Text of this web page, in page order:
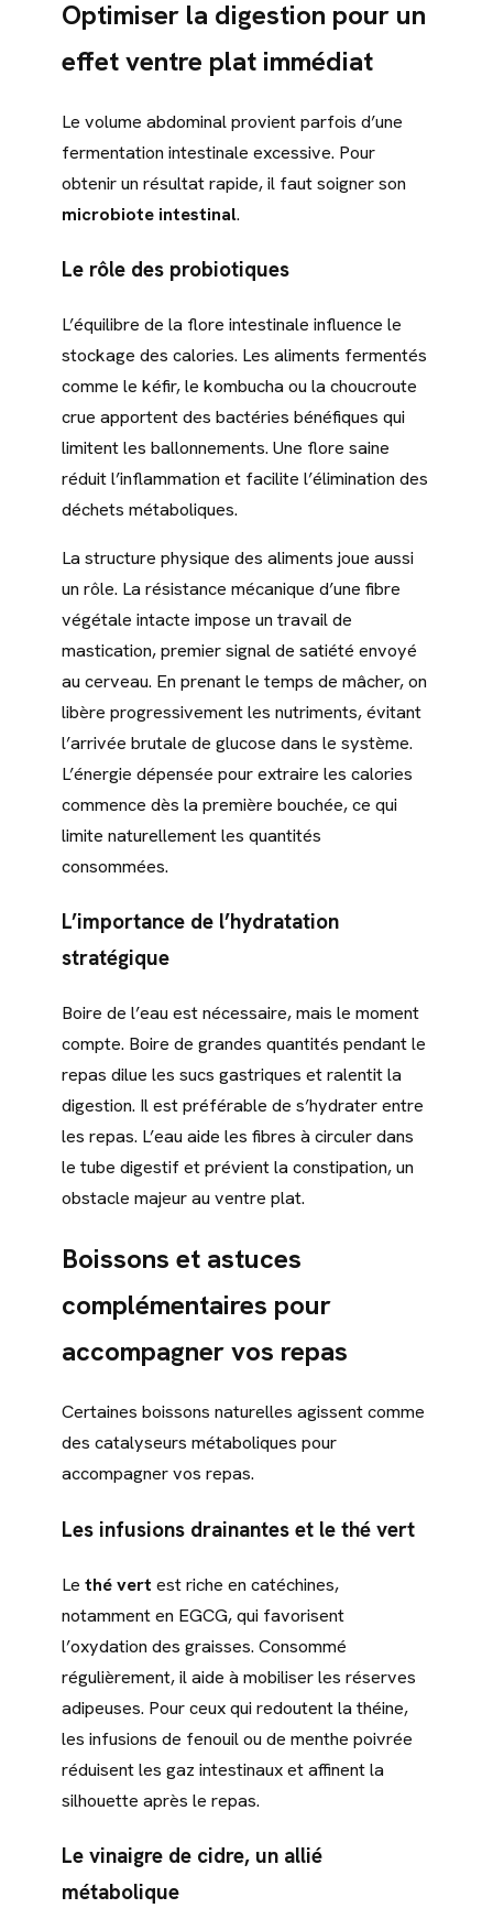
Optimiser la digestion pour un
effet ventre plat immédiat
Le volume abdominal provient parfois d’une
fermentation intestinale excessive. Pour
obtenir un résultat rapide, il faut soigner son
microbiote intestinal.
Le rôle des probiotiques
L’équilibre de la flore intestinale influence le
stockage des calories. Les aliments fermentés
comme le kéfir, le kombucha ou la choucroute
crue apportent des bactéries bénéfiques qui
limitent les ballonnements. Une flore saine
réduit l’inflammation et facilite l’élimination des
déchets métaboliques.
La structure physique des aliments joue aussi
un rôle. La résistance mécanique d’une fibre
végétale intacte impose un travail de
mastication, premier signal de satiété envoyé
au cerveau. En prenant le temps de mâcher, on
libère progressivement les nutriments, évitant
l’arrivée brutale de glucose dans le système.
L’énergie dépensée pour extraire les calories
commence dès la première bouchée, ce qui
limite naturellement les quantités
consommées.
L’importance de l’hydratation
stratégique
Boire de l’eau est nécessaire, mais le moment
compte. Boire de grandes quantités pendant le
repas dilue les sucs gastriques et ralentit la
digestion. Il est préférable de s’hydrater entre
les repas. L’eau aide les fibres à circuler dans
le tube digestif et prévient la constipation, un
obstacle majeur au ventre plat.
Boissons et astuces
complémentaires pour
accompagner vos repas
Certaines boissons naturelles agissent comme
des catalyseurs métaboliques pour
accompagner vos repas.
Les infusions drainantes et le thé vert
Le thé vert est riche en catéchines,
notamment en EGCG, qui favorisent
l’oxydation des graisses. Consommé
régulièrement, il aide à mobiliser les réserves
adipeuses. Pour ceux qui redoutent la théine,
les infusions de fenouil ou de menthe poivrée
réduisent les gaz intestinaux et affinent la
silhouette après le repas.
Le vinaigre de cidre, un allié
métabolique